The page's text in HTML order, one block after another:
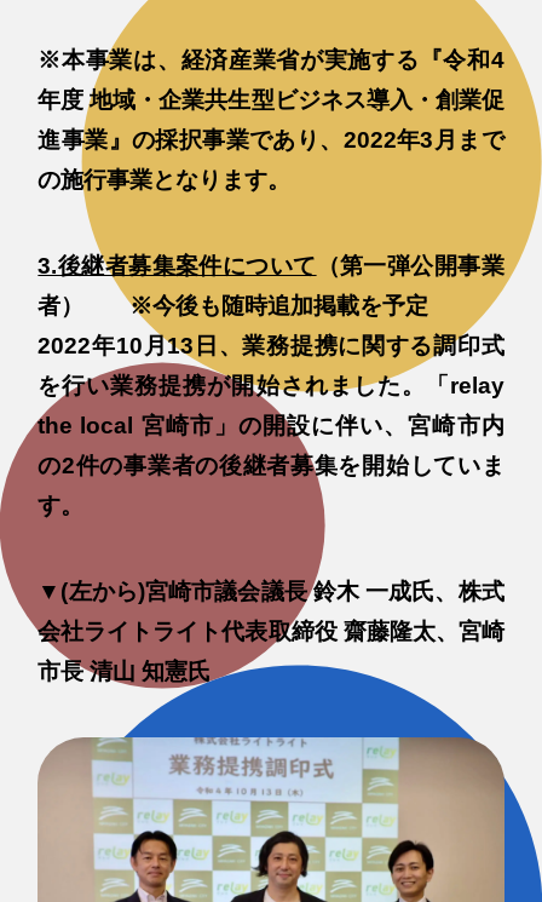
※本事業は、経済産業省が実施する『令和4
年度 地域・企業共生型ビジネス導入・創業促
進事業』の採択事業であり、2022年3月まで
の施行事業となります。
3.後継者募集案件について （第一弾公開事業
者） ※今後も随時追加掲載を予定
2022年10月13日、業務提携に関する調印式
を行い業務提携が開始されました。「relay
the local 宮崎市」の開設に伴い、宮崎市内
の2件の事業者の後継者募集を開始していま
す。
▼(左から)宮崎市議会議長 鈴木 一成氏、株式
会社ライトライト代表取締役 齋藤隆太、宮崎
市長 清山 知憲氏